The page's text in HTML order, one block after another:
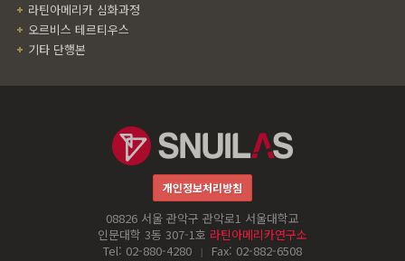
라틴아메리카 심화과정
오르비스 테르티우스
기타 단행본
개인정보처리방침
08826 서울 관악구 관악로1 서울대학교
인문대학 3동 307-1호 라틴아메리카연구소
Tel: 02-880-4280
|
Fax: 02-882-6508